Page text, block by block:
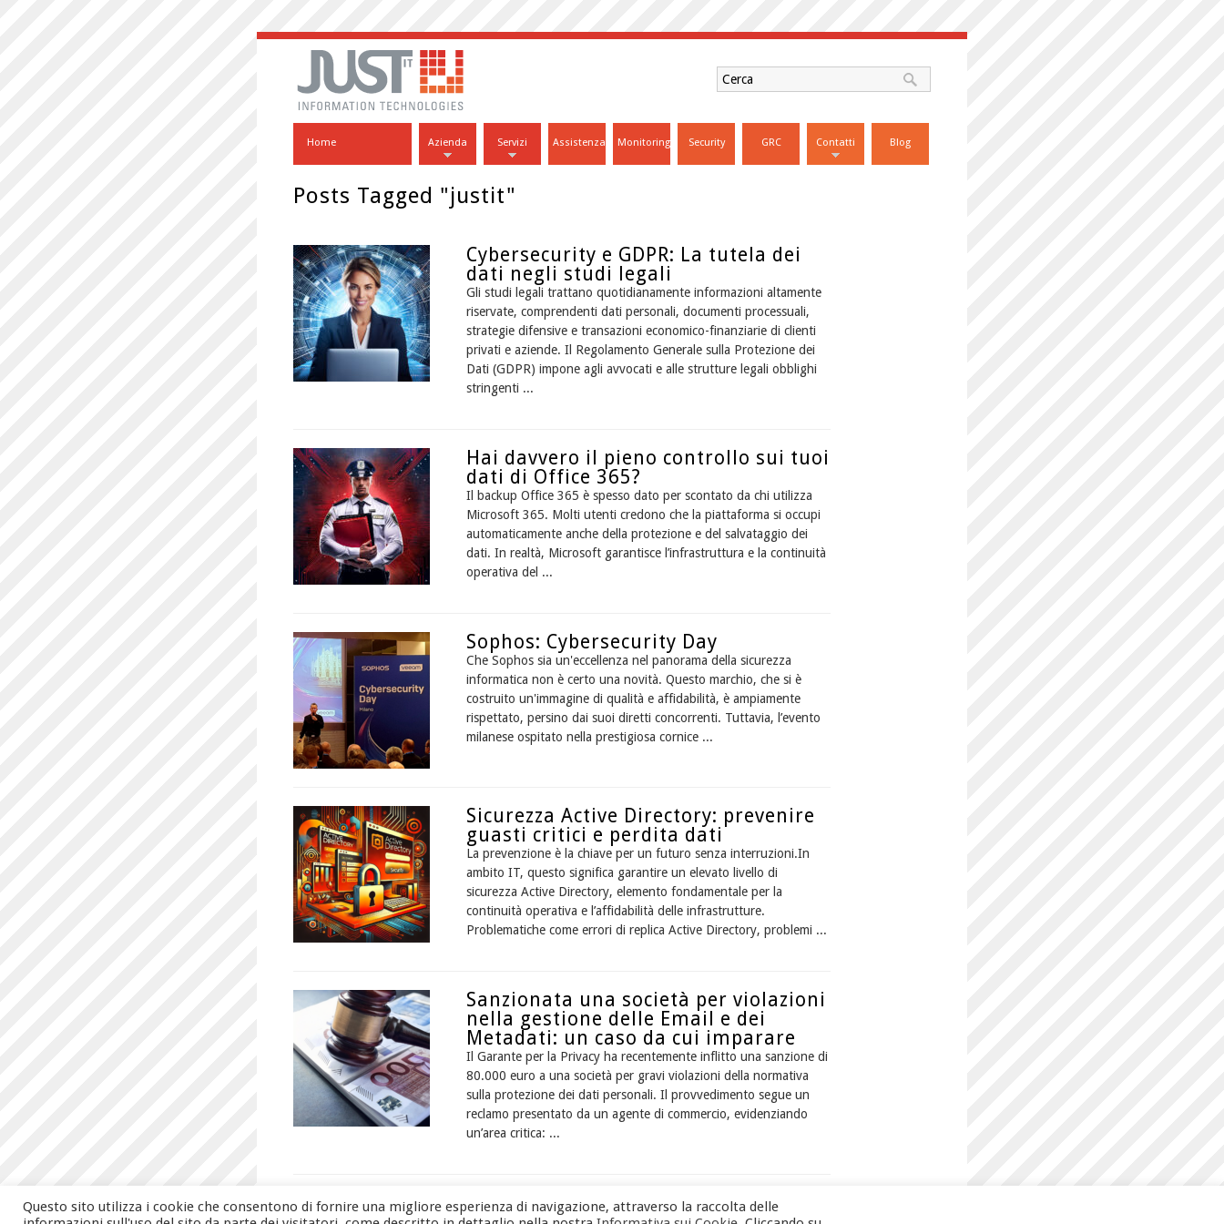
Home Azienda Servizi Assistenza Monitoring Security GRC Contatti Blog
Posts Tagged "justit"
Cybersecurity e GDPR: La tutela dei
dati negli studi legali
Gli studi legali trattano quotidianamente informazioni altamente
riservate, comprendenti dati personali, documenti processuali,
strategie difensive e transazioni economico-finanziarie di clienti
privati e aziende. Il Regolamento Generale sulla Protezione dei
Dati (GDPR) impone agli avvocati e alle strutture legali obblighi
stringenti ...
Hai davvero il pieno controllo sui tuoi
dati di Office 365?
Il backup Office 365 è spesso dato per scontato da chi utilizza
Microsoft 365. Molti utenti credono che la piattaforma si occupi
automaticamente anche della protezione e del salvataggio dei
dati. In realtà, Microsoft garantisce l’infrastruttura e la continuità
operativa del ...
Sophos: Cybersecurity Day
Che Sophos sia un'eccellenza nel panorama della sicurezza
informatica non è certo una novità. Questo marchio, che si è
costruito un'immagine di qualità e affidabilità, è ampiamente
rispettato, persino dai suoi diretti concorrenti. Tuttavia, l’evento
milanese ospitato nella prestigiosa cornice ...
Sicurezza Active Directory: prevenire
guasti critici e perdita dati
La prevenzione è la chiave per un futuro senza interruzioni.In
ambito IT, questo significa garantire un elevato livello di
sicurezza Active Directory, elemento fondamentale per la
continuità operativa e l’affidabilità delle infrastrutture.
Problematiche come errori di replica Active Directory, problemi ...
Sanzionata una società per violazioni
nella gestione delle Email e dei
Metadati: un caso da cui imparare
Il Garante per la Privacy ha recentemente inflitto una sanzione di
80.000 euro a una società per gravi violazioni della normativa
sulla protezione dei dati personali. Il provvedimento segue un
reclamo presentato da un agente di commercio, evidenziando
un’area critica: ...
Page 3 of 9 1 2 3 4 5 6 7 8 9
Questo sito utilizza i cookie che consentono di fornire una migliore esperienza di navigazione, attraverso la raccolta delle